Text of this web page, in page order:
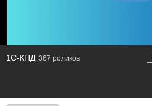
1С-КПД 367 роликов